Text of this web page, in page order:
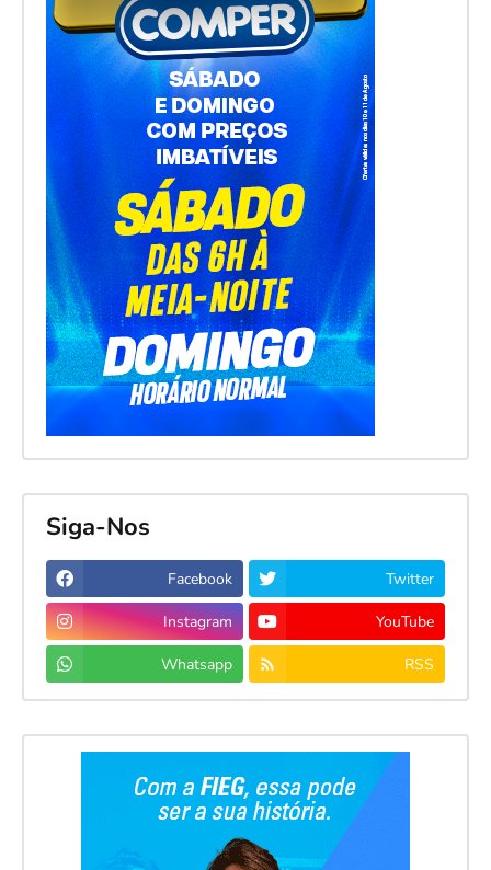
Siga-Nos
Facebook Twitter
Instagram YouTube
Whatsapp RSS